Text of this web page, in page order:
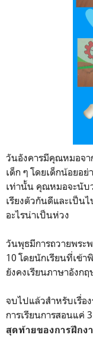
วันอังคารมีคุณหมอจ
เด็ก ๆ โดยเด็กน้อยอ
เท่านั้น คุณหมอจะนับ
เรียงตัวกันดีและเป็น
อะไรน่าเป็นห่วง
วันพุธมีการถวายพระ
10 โดยนักเรียนที่เข้
ยังคงเรียนภาษาอังก
จบไปแล้วสำหรับเรื่อ
การเรียนการสอนแค่
สุดท้ายของการฝึกง